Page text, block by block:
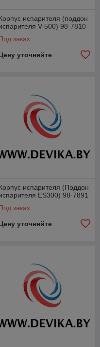
испарителя (поддон
V-500) 98-7810
заказ
уточняйте
испарителя (Поддон
ES300) 98-7891
заказ
уточняйте